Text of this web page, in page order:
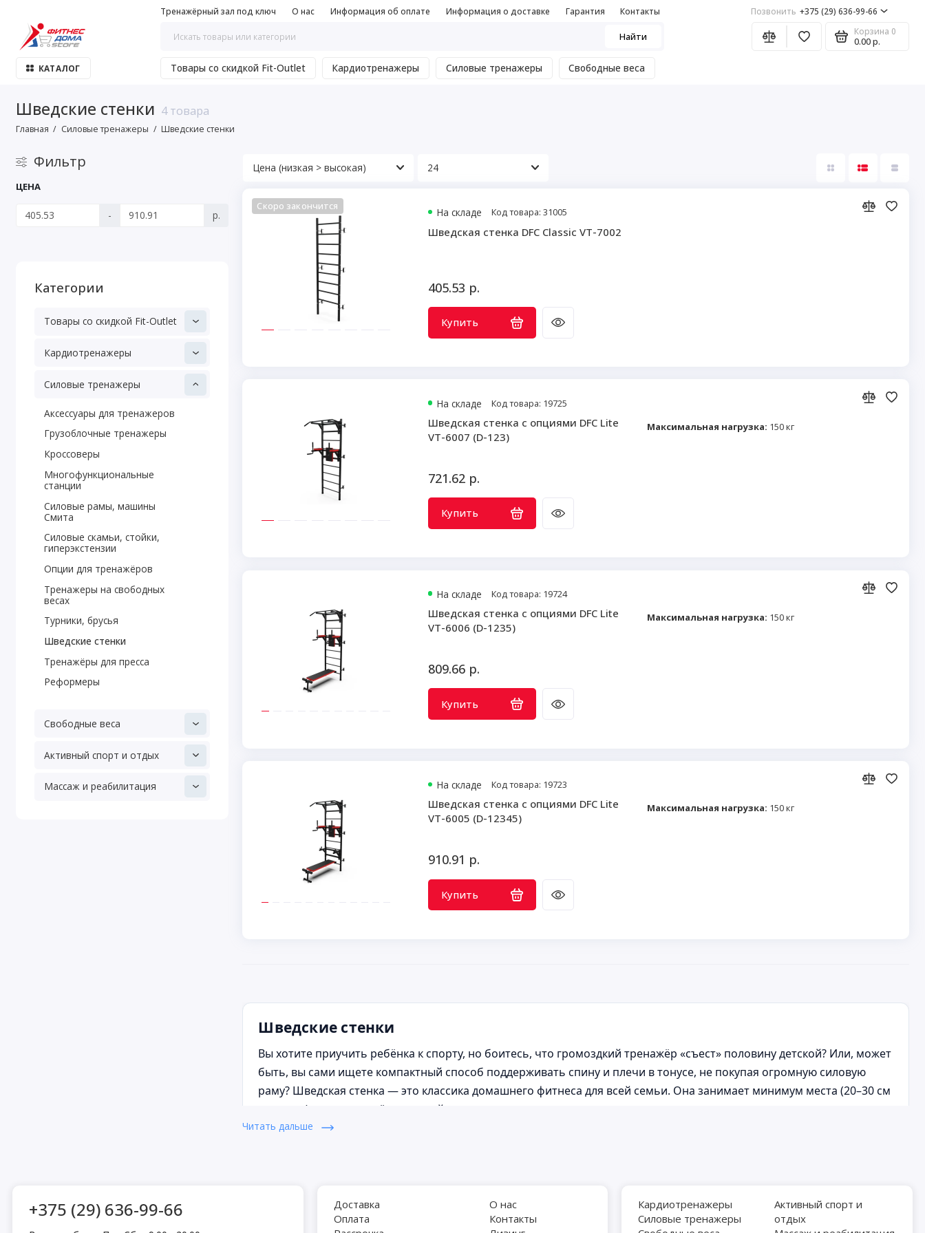
Тренажёрный зал под ключ О нас Информация об оплате Информация о доставке Гарантия Контакты Позвонить +375 (29) 636-99-66
Найти Корзина 0
0.00 р.
КАТАЛОГ Товары со скидкой Fit-Outlet Кардиотренажеры Силовые тренажеры Свободные веса
Шведские стенки 4 товара
Главная Силовые тренажеры Шведские стенки
Фильтр
ЦЕНА
- р.
Категории
Товары со скидкой Fit-Outlet
Кардиотренажеры
Силовые тренажеры
Аксессуары для тренажеров
Грузоблочные тренажеры
Кроссоверы
Многофункциональные
станции
Силовые рамы, машины
Смита
Силовые скамьи, стойки,
гиперэкстензии
Опции для тренажёров
Тренажеры на свободных
весах
Турники, брусья
Шведские стенки
Тренажёры для пресса
Реформеры
Свободные веса
Активный спорт и отдых
Массаж и реабилитация
Скоро закончится
На складе Код товара: 31005
Шведская стенка DFC Classic VT-7002
405.53 р.
Купить
На складе Код товара: 19725
Шведская стенка с опциями DFC Lite
VT-6007 (D-123)
721.62 р.
Купить
Максимальная нагрузка: 150 кг
На складе Код товара: 19724
Шведская стенка с опциями DFC Lite
VT-6006 (D-1235)
809.66 р.
Купить
Максимальная нагрузка: 150 кг
На складе Код товара: 19723
Шведская стенка с опциями DFC Lite
VT-6005 (D-12345)
910.91 р.
Купить
Максимальная нагрузка: 150 кг
Шведские стенки
Вы хотите приучить ребёнка к спорту, но боитесь, что громоздкий тренажёр «съест» половину детской? Или, может
быть, вы сами ищете компактный способ поддерживать спину и плечи в тонусе, не покупая огромную силовую
раму? Шведская стенка — это классика домашнего фитнеса для всей семьи. Она занимает минимум места (20–30 см
от стены), а пользы даёт на целый спортзал: вис на турнике, подтягивания, пресс, растяжка и даже игры для
малышей.
Читать дальше
+375 (29) 636-99-66
Доставка
Оплата
О нас
Контакты
Кардиотренажеры
Силовые тренажеры
Активный спорт и
отдых